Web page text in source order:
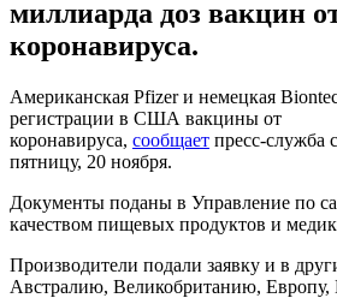
миллиарда доз вакцин
коронавируса.
Американская Pfizer и немецкая
регистрации в США вакцины от
коронавируса, сообщает пресс-служба
пятницу, 20 ноября.
Документы поданы в Управление по
качеством пищевых продуктов и
Производители подали заявку и в
Австралию, Великобританию,